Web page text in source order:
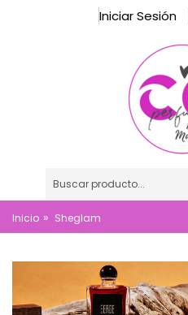
Iniciar Sesión
Inicio » Sheglam